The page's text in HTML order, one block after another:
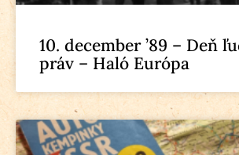
10. december ’89 – Deň
práv – Haló Európa